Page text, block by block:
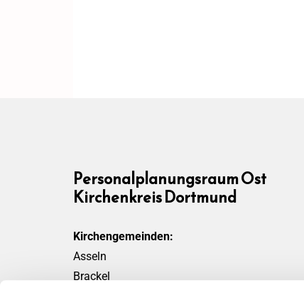
Personalplanungsraum Ost
Kirchenkreis Dortmund
Kirchengemeinden:
Asseln
Brackel